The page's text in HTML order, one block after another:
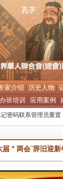
家介绍 历史人物
办班培训 应用案例
密码联系管理员重置
＂两会¨辞旧迎新